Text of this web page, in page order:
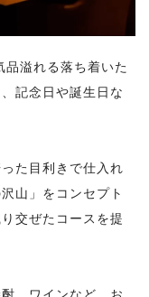
溢れる落ち着いた
記念日や誕生日な
た目利きで仕入れ
山」をコンセプト
交ぜたコースを提